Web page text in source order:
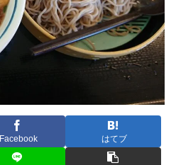
Facebook はてブ